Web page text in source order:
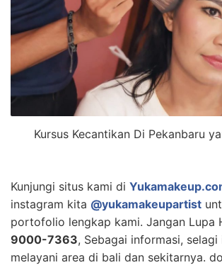
Kursus Kecantikan Di Pekanbaru
Kunjungi situs kami di
instagram kita @yukamakeupartist
portofolio lengkap kami. Jangan Lupa
9000-7363, Sebagai informasi,
melayani area di bali dan sekitarnya.